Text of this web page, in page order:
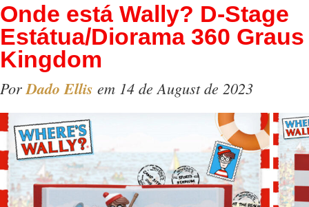
Onde está Wally? D-Stage
Estátua/Diorama 360
Kingdom
PorDado Ellis em 14 de August de 2023